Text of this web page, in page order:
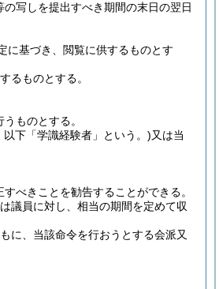
写しを提出すべき期間の末日の翌日
に基づき、閲覧に供するものとす
るものとする。
ものとする。
下「学識経験者」という。)又は当
べきことを勧告することができる。
議員に対し、相当の期間を定めて収
に、当該命令を行おうとする会派又